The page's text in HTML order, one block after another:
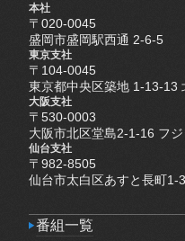
本社
〒020-0045
盛岡市盛岡駅西通 2-6-5
東京支社
〒104-0045
東京都中央区築地 1-13-13
大阪支社
〒530-0003
大阪市北区堂島2-1-16 フ
仙台支社
〒982-8505
仙台市太白区あすと長町1-
番組一覧